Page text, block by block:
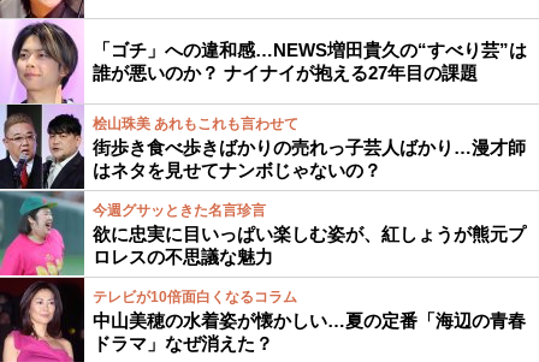
「ゴチ」への違和感…NEWS増田貴久の“すべり芸”は
誰が悪いのか？ ナイナイが抱える27年目の課題
桧山珠美 あれもこれも言わせて
街歩き食べ歩きばかりの売れっ子芸人ばかり…漫才師
はネタを見せてナンボじゃないの？
今週グサッときた名言珍言
欲に忠実に目いっぱい楽しむ姿が、紅しょうが熊元プ
ロレスの不思議な魅力
テレビが10倍面白くなるコラム
中山美穂の水着姿が懐かしい…夏の定番「海辺の青春
ドラマ」なぜ消えた？